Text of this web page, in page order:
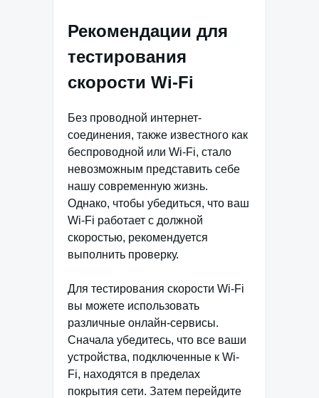
Рекомендации для
тестирования
скорости Wi-Fi
Без проводной интернет-
соединения, также известного как
беспроводной или Wi-Fi, стало
невозможным представить себе
нашу современную жизнь.
Однако, чтобы убедиться, что ваш
Wi-Fi работает с должной
скоростью, рекомендуется
выполнить проверку.
Для тестирования скорости Wi-Fi
вы можете использовать
различные онлайн-сервисы.
Сначала убедитесь, что все ваши
устройства, подключенные к Wi-
Fi, находятся в пределах
покрытия сети. Затем перейдите